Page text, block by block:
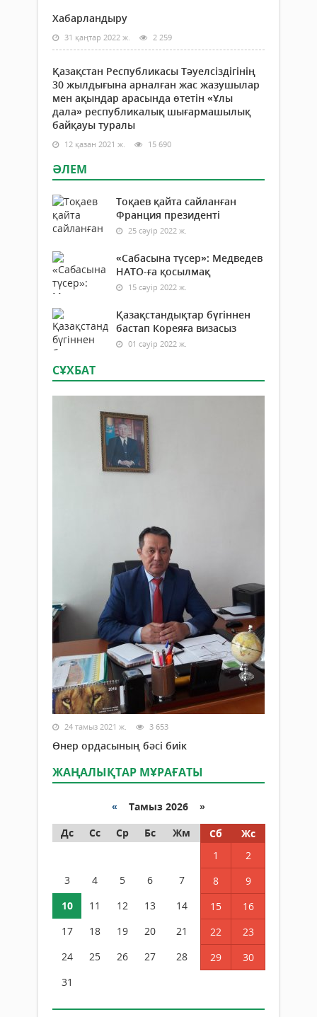
Хабарландыру
31 қаңтар 2022 ж. 2 259
Қазақстан Республикасы Тәуелсіздігінің
30 жылдығына арналған жас жазушылар
мен ақындар арасында өтетін «Ұлы
дала» республикалық шығармашылық
байқауы туралы
12 қазан 2021 ж. 15 690
ӘЛЕМ
Тоқаев қайта сайланған
Франция президенті
25 сәуір 2022 ж.
«Сабасына түсер»: Медведев
НАТО-ға қосылмақ
15 сәуір 2022 ж.
Қазақстандықтар бүгіннен
бастап Кореяға визасыз
01 сәуір 2022 ж.
СҰХБАТ
24 тамыз 2021 ж. 3 653
Өнер ордасының бәсі биік
ЖАҢАЛЫҚТАР МҰРАҒАТЫ
« Тамыз 2026 »
Дс
Сс Ср Бс Жм Сб
Жс
1
2
3
4 5 6 7 8
9
10
11 12 13 14 15
16
17
18 19 20 21 22
23
24
25 26 27 28 29
30
31